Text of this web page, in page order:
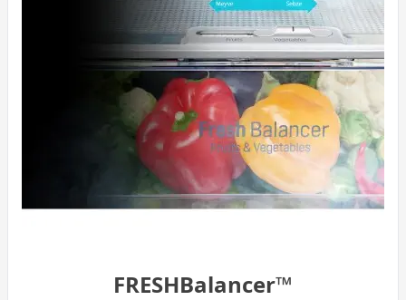
FRESHBalancer™